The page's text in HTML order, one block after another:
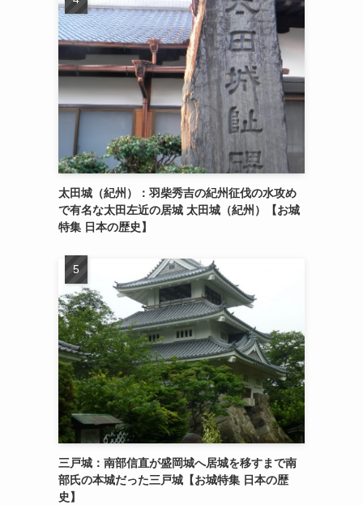
太田城（紀州）：羽柴秀吉の紀州征伐の水攻め
で有名な太田左近の居城 太田城（紀州）【お城
特集 日本の歴史】
三戸城：南部信直が盛岡城へ居城を移すまで南
部氏の本城だった三戸城【お城特集 日本の歴
史】